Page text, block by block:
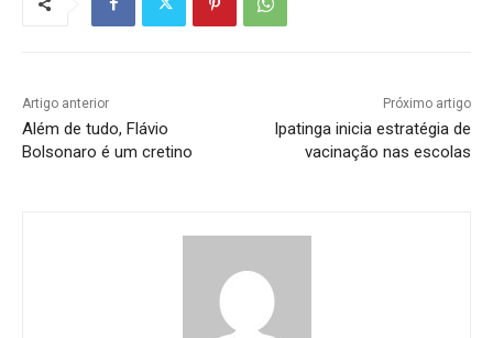
Artigo anterior
Além de tudo, Flávio
Bolsonaro é um cretino
Próximo artigo
Ipatinga inicia estratégia de
vacinação nas escolas